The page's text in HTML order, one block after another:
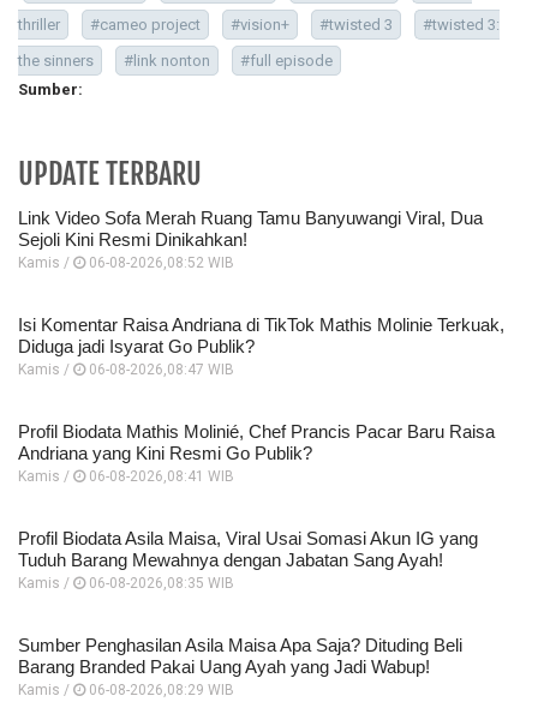
thriller
#cameo project #vision+ #twisted 3
#twisted 3:
the sinners
#link nonton
#full episode
Sumber:
UPDATE TERBARU
Link Video Sofa Merah Ruang Tamu Banyuwangi Viral, Dua
Sejoli Kini Resmi Dinikahkan!
Kamis / 06-08-2026,08:52 WIB
Isi Komentar Raisa Andriana di TikTok Mathis Molinie Terkuak,
Diduga jadi Isyarat Go Publik?
Kamis / 06-08-2026,08:47 WIB
Profil Biodata Mathis Molinié, Chef Prancis Pacar Baru Raisa
Andriana yang Kini Resmi Go Publik?
Kamis / 06-08-2026,08:41 WIB
Profil Biodata Asila Maisa, Viral Usai Somasi Akun IG yang
Tuduh Barang Mewahnya dengan Jabatan Sang Ayah!
Kamis / 06-08-2026,08:35 WIB
Sumber Penghasilan Asila Maisa Apa Saja? Dituding Beli
Barang Branded Pakai Uang Ayah yang Jadi Wabup!
Kamis / 06-08-2026,08:29 WIB